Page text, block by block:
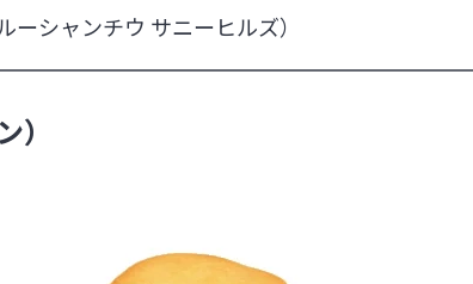
シャンチウ サニーヒルズ）